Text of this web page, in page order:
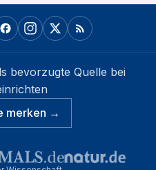
bevorzugte Quelle bei
merken →